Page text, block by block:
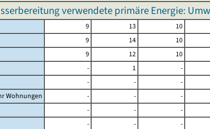
verwendete primäre Energie:
9 13 10
9 14 10
9 12 10
- 1 -
- - -
Wohnungen
- - -
- - -
- - -